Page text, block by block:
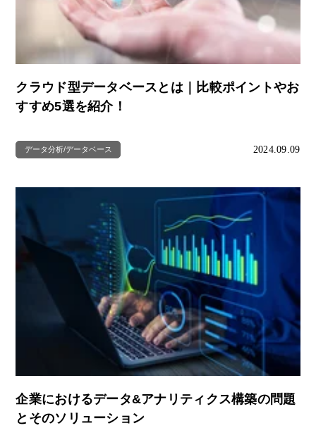
クラウド型データベースとは｜比較ポイントやお
すすめ5選を紹介！
データ分析/データベース 2024.09.09
企業におけるデータ&アナリティクス構築の問題
とそのソリューション